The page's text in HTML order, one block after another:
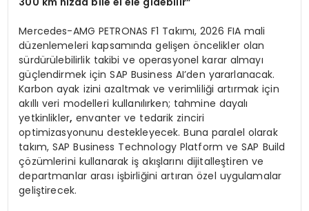
Mercedes-AMG PETRONAS F1 Takımı, 2026 FIA mali
düzenlemeleri kapsamında gelişen öncelikler olan
sürdürülebilirlik takibi ve operasyonel karar almayı
güçlendirmek için SAP Business AI’den yararlanacak.
Karbon ayak izini azaltmak ve verimliliği artırmak için
akıllı veri modelleri kullanılırken; tahmine dayalı
yetkinlikler, envanter ve tedarik zinciri
optimizasyonunu destekleyecek. Buna paralel olarak
takım, SAP Business Technology Platform ve SAP Build
çözümlerini kullanarak iş akışlarını dijitalleştiren ve
departmanlar arası işbirliğini artıran özel uygulamalar
geliştirecek.